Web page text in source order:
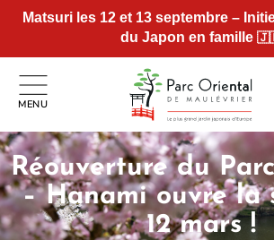
Matsuri les 12 et 13 septembre –
du Japon en famille
MENU
Réouverture du
– Hanami ouvre la
12 mars !